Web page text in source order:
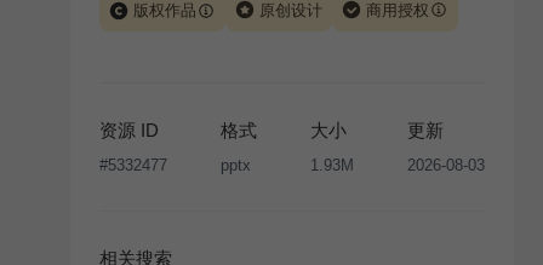
版权作品 原创设计 商用授权
版权声明
条款，禁止任何形式的转让、出售或出租，未
经投权许可任何人不得擅自转载和分发，否则将接照我
资源 ID
#5332477
格式
pptx
大小
1.93M
更新
2026-08-03
相关搜索